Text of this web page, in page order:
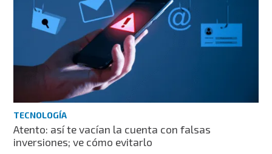
TECNOLOGÍA
Atento: así te vacían la cuenta con falsas
inversiones; ve cómo evitarlo